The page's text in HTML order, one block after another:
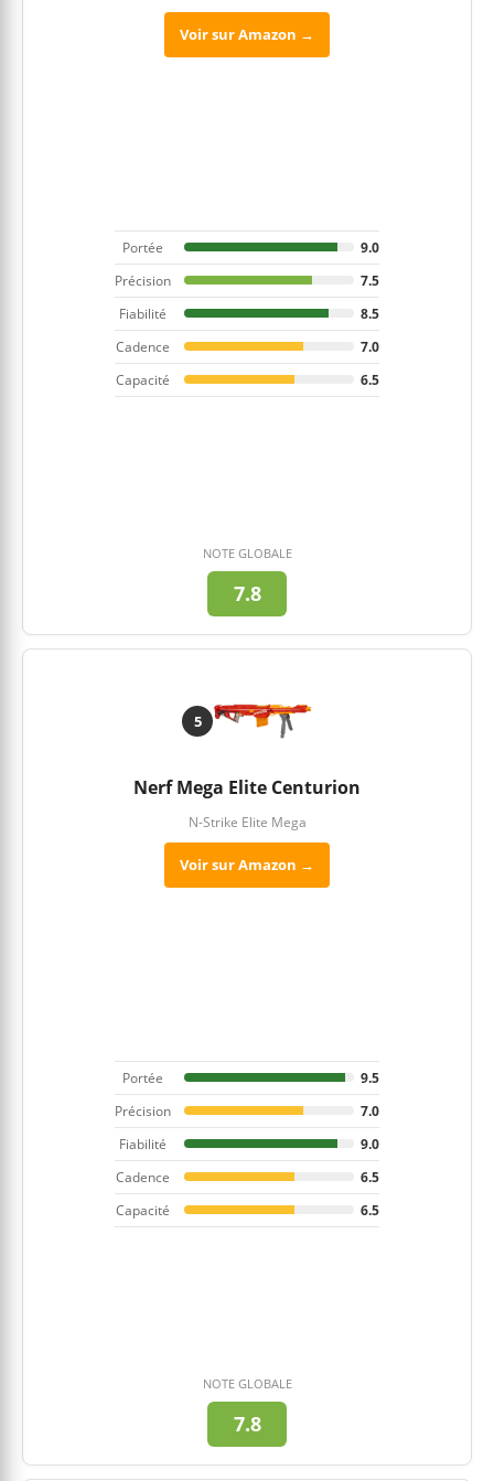
Voir sur Amazon →
Portée
9.0
Précision
7.5
Fiabilité
8.5
Cadence
7.0
Capacité
6.5
NOTE GLOBALE
7.8
5
Nerf Mega Elite Centurion
N-Strike Elite Mega
Voir sur Amazon →
Portée
9.5
Précision
7.0
Fiabilité
9.0
Cadence
6.5
Capacité
6.5
NOTE GLOBALE
7.8